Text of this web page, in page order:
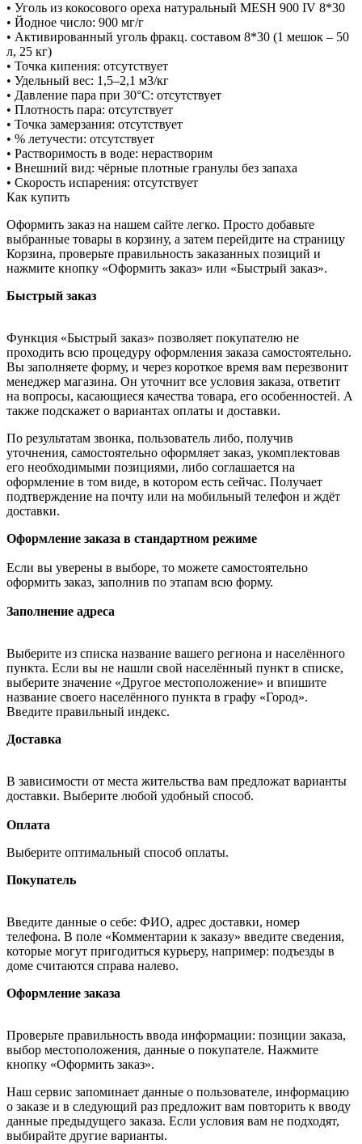
• Уголь из кокосового ореха натуральный MESH 900 IV 8*30
• Йодное число: 900 мг/г
• Активированный уголь фракц. составом 8*30 (1 мешок – 50
л, 25 кг)
• Точка кипения: отсутствует
• Удельный вес: 1,5–2,1 м3/кг
• Давление пара при 30°С: отсутствует
• Плотность пара: отсутствует
• Точка замерзания: отсутствует
• % летучести: отсутствует
• Растворимость в воде: нерастворим
• Внешний вид: чёрные плотные гранулы без запаха
• Скорость испарения: отсутствует
Как купить
Оформить заказ на нашем сайте легко. Просто добавьте
выбранные товары в корзину, а затем перейдите на страницу
Корзина, проверьте правильность заказанных позиций и
нажмите кнопку «Оформить заказ» или «Быстрый заказ».
Быстрый заказ
Функция «Быстрый заказ» позволяет покупателю не
проходить всю процедуру оформления заказа самостоятельно.
Вы заполняете форму, и через короткое время вам перезвонит
менеджер магазина. Он уточнит все условия заказа, ответит
на вопросы, касающиеся качества товара, его особенностей. А
также подскажет о вариантах оплаты и доставки.
По результатам звонка, пользователь либо, получив
уточнения, самостоятельно оформляет заказ, укомплектовав
его необходимыми позициями, либо соглашается на
оформление в том виде, в котором есть сейчас. Получает
подтверждение на почту или на мобильный телефон и ждёт
доставки.
Оформление заказа в стандартном режиме
Если вы уверены в выборе, то можете самостоятельно
оформить заказ, заполнив по этапам всю форму.
Заполнение адреса
Выберите из списка название вашего региона и населённого
пункта. Если вы не нашли свой населённый пункт в списке,
выберите значение «Другое местоположение» и впишите
название своего населённого пункта в графу «Город».
Введите правильный индекс.
Доставка
В зависимости от места жительства вам предложат варианты
доставки. Выберите любой удобный способ.
Оплата
Выберите оптимальный способ оплаты.
Покупатель
Введите данные о себе: ФИО, адрес доставки, номер
телефона. В поле «Комментарии к заказу» введите сведения,
которые могут пригодиться курьеру, например: подъезды в
доме считаются справа налево.
Оформление заказа
Проверьте правильность ввода информации: позиции заказа,
выбор местоположения, данные о покупателе. Нажмите
кнопку «Оформить заказ».
Наш сервис запоминает данные о пользователе, информацию
о заказе и в следующий раз предложит вам повторить к вводу
данные предыдущего заказа. Если условия вам не подходят,
выбирайте другие варианты.